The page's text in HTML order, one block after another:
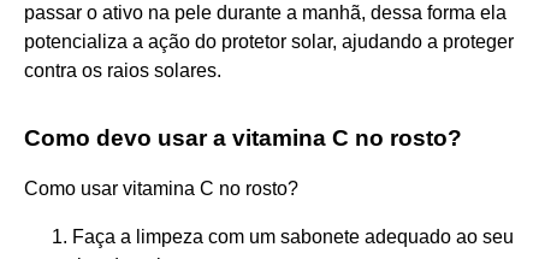
passar o ativo na pele durante a manhã, dessa forma ela
potencializa a ação do protetor solar, ajudando a proteger
contra os raios solares.
Como devo usar a vitamina C no rosto?
Como usar vitamina C no rosto?
Faça a limpeza com um sabonete adequado ao seu